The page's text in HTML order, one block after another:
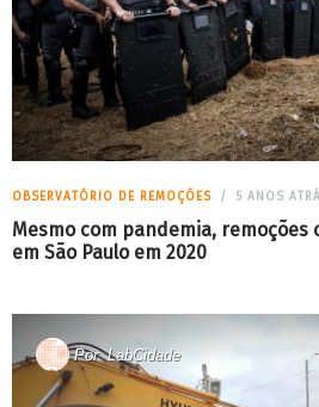
OBSERVATÓRIO DE REMOÇÕES 5 ANOS
Mesmo com pandemia,
em São Paulo em 2020
PorLabCidade